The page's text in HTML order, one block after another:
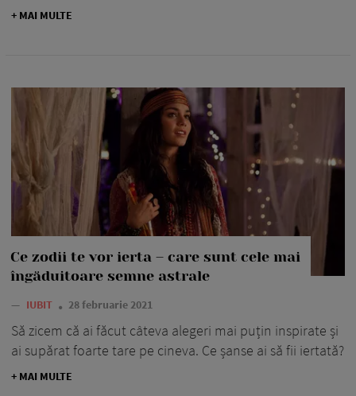
+ MAI MULTE
Ce zodii te vor ierta – care sunt cele mai
îngăduitoare semne astrale
— IUBIT 28 februarie 2021
Să zicem că ai făcut câteva alegeri mai puțin inspirate și
ai supărat foarte tare pe cineva. Ce șanse ai să fii iertată?
+ MAI MULTE